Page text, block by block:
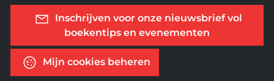
Inschrijven voor onze nieuwsbrief vol
boekentips en evenementen
Mijn cookies beheren